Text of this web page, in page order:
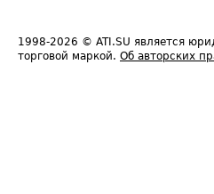
1998-2026 © ATI.SU является
торговой маркой. Об авторских